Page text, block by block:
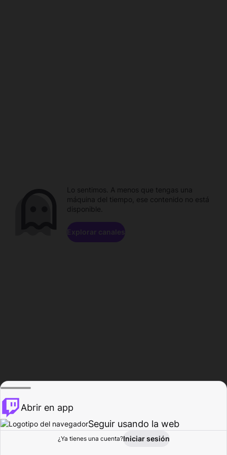
Explorar Actividad
Lo sentimos. A menos que tengas una
máquina del tiempo, ese contenido no está
disponible.
Explorar canales
Abrir en app
Seguir usando la web
¿Ya tienes una cuenta?Iniciar sesión